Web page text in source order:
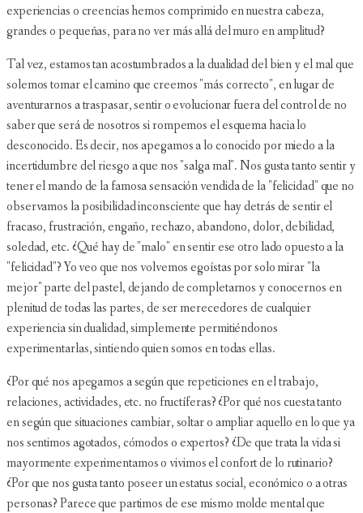
experiencias o creencias hemos comprimido en nuestra cabeza,
grandes o pequeñas, para no ver más allá del muro en amplitud?
Tal vez, estamos tan acostumbrados a la dualidad del bien y el mal que
solemos tomar el camino que creemos "más correcto", en lugar de
aventurarnos a traspasar, sentir o evolucionar fuera del control de no
saber que será de nosotros si rompemos el esquema hacia lo
desconocido. Es decir, nos apegamos a lo conocido por miedo a la
incertidumbre del riesgo a que nos "salga mal". Nos gusta tanto sentir y
tener el mando de la famosa sensación vendida de la "felicidad" que no
observamos la posibilidad inconsciente que hay detrás de sentir el
fracaso, frustración, engaño, rechazo, abandono, dolor, debilidad,
soledad, etc. ¿Qué hay de "malo" en sentir ese otro lado opuesto a la
"felicidad"? Yo veo que nos volvemos egoístas por solo mirar "la
mejor" parte del pastel, dejando de completarnos y conocernos en
plenitud de todas las partes, de ser merecedores de cualquier
experiencia sin dualidad, simplemente permitiéndonos
experimentarlas, sintiendo quien somos en todas ellas.
¿Por qué nos apegamos a según que repeticiones en el trabajo,
relaciones, actividades, etc. no fructíferas? ¿Por qué nos cuesta tanto
en según que situaciones cambiar, soltar o ampliar aquello en lo que ya
nos sentimos agotados, cómodos o expertos? ¿De que trata la vida si
mayormente experimentamos o vivimos el confort de lo rutinario?
¿Por que nos gusta tanto poseer un estatus social, económico o a otras
personas? Parece que partimos de ese mismo molde mental que